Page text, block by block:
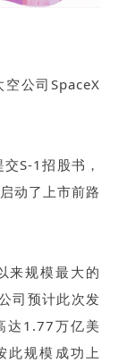
公司SpaceX
S-1招股书，
动了上市前路
来规模最大的
司 预计此次发
达1.77万亿美
此规模成功上